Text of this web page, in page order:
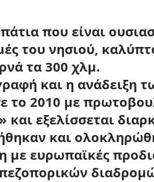
που είναι
του νησιού,
τα 300 χλμ.
και η ανάδειξη
το 2010 με
και εξελίσσεται
και
με ευρωπαϊκές